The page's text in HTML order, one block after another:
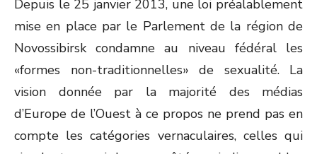
Depuis le 25 janvier 2013, une loi préalablement
mise en place par le Parlement de la région de
Novossibirsk condamne au niveau fédéral les
«formes non-traditionnelles» de sexualité. La
vision donnée par la majorité des médias
d’Europe de l’Ouest à ce propos ne prend pas en
compte les catégories vernaculaires, celles qui